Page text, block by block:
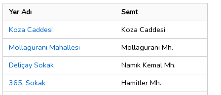
Yer Adı
Semt
Koza Caddesi
Koza Caddesi
Mollagürani Mahallesi
Mollagürani Mh.
Deliçay Sokak
Namık Kemal Mh.
365. Sokak
Hamitler Mh.